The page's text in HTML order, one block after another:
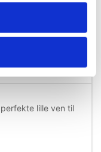
Specifikationer
lille ven til